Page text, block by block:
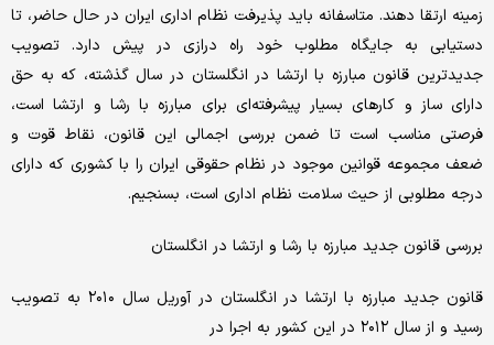
زمینه ارتقا دهند. متاسفانه باید پذیرفت نظام اداری ایران در حال حاضر، تا
دستیابی به جایگاه مطلوب خود راه درازی در پیش دارد. تصویب
جدیدترین قانون مبارزه با ارتشا در انگلستان در سال گذشته، که به حق
دارای ساز و کارهای بسیار پیشرفته‌ای برای مبارزه با رشا و ارتشا است،
فرصتی مناسب است تا ضمن بررسی اجمالی این قانون، نقاط قوت و
ضعف مجموعه قوانین موجود در نظام حقوقی ایران را با کشوری که دارای
درجه مطلوبی از حیث سلامت نظام اداری است، بسنجیم.
بررسی قانون جدید مبارزه با رشا و ارتشا در انگلستان
قانون جدید مبارزه با ارتشا در انگلستان در آوریل سال ۲۰۱۰ به تصویب
رسید و از سال ۲۰۱۲ در این کشور به اجرا در